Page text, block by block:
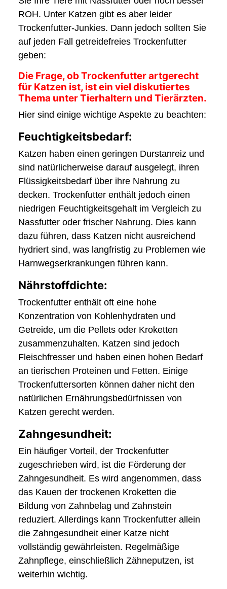
ROH. Unter Katzen gibt es aber leider
Trockenfutter-Junkies. Dann jedoch sollten Sie
auf jeden Fall getreidefreies Trockenfutter
geben:
Die Frage, ob Trockenfutter artgerecht
für Katzen ist, ist ein viel diskutiertes
Thema unter Tierhaltern und Tierärzten.
Hier sind einige wichtige Aspekte zu beachten:
Feuchtigkeitsbedarf:
Katzen haben einen geringen Durstanreiz und
sind natürlicherweise darauf ausgelegt, ihren
Flüssigkeitsbedarf über ihre Nahrung zu
decken. Trockenfutter enthält jedoch einen
niedrigen Feuchtigkeitsgehalt im Vergleich zu
Nassfutter oder frischer Nahrung. Dies kann
dazu führen, dass Katzen nicht ausreichend
hydriert sind, was langfristig zu Problemen wie
Harnwegserkrankungen führen kann.
Nährstoffdichte:
Trockenfutter enthält oft eine hohe
Konzentration von Kohlenhydraten und
Getreide, um die Pellets oder Kroketten
zusammenzuhalten. Katzen sind jedoch
Fleischfresser und haben einen hohen Bedarf
an tierischen Proteinen und Fetten. Einige
Trockenfuttersorten können daher nicht den
natürlichen Ernährungsbedürfnissen von
Katzen gerecht werden.
Zahngesundheit:
Ein häufiger Vorteil, der Trockenfutter
zugeschrieben wird, ist die Förderung der
Zahngesundheit. Es wird angenommen, dass
das Kauen der trockenen Kroketten die
Bildung von Zahnbelag und Zahnstein
reduziert. Allerdings kann Trockenfutter allein
die Zahngesundheit einer Katze nicht
vollständig gewährleisten. Regelmäßige
Zahnpflege, einschließlich Zähneputzen, ist
weiterhin wichtig.